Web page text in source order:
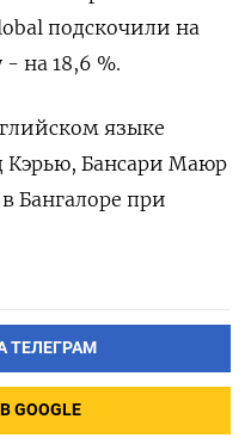
подскочили на
на 18,6 %.
языке
Кэрью, Бансари Маюр
Бангалоре при
ТЕЛЕГРАМ